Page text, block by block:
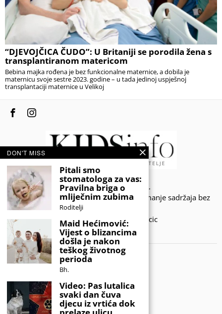
“DJEVOJČICA ČUDO”: U Britaniji se porodila žena s
transplantiranom matericom
Bebina majka rođena je bez funkcionalne maternice, a dobila je
maternicu svoje sestre 2023. godine – u tada jedinoj uspješnoj
transplantaciji maternice u Velikoj
© 2020 - KIDSINFO.BA.
Sva prava zadržana. Zabranjeno preuzimanje sadržaja bez
dozvole izdavača.
Developed by Amar SIjercic
IZAŠAO JE NOVI MAGAZIN!
DON'T MISS
Pitali smo
stomatologa za vas:
Pravilna briga o
mliječnim zubima
Roditelji
Maid Hećimović:
Vijest o blizancima
došla je nakon
teškog životnog
perioda
Bh.
Video: Pas lutalica
svaki dan čuva
djecu iz vrtića dok